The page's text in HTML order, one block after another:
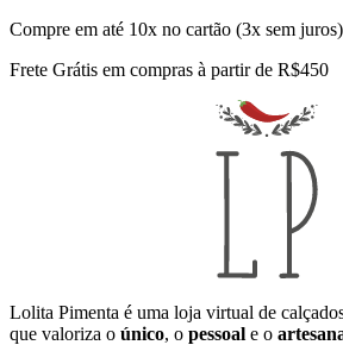
Compre em até 10x no cartão (3x sem
Frete Grátis em compras à partir de R$450
Lolita Pimenta é uma loja virtual de
que valoriza o único, o pessoal e o